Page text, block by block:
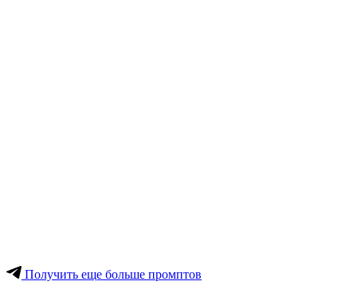
Получить еще больше промптов